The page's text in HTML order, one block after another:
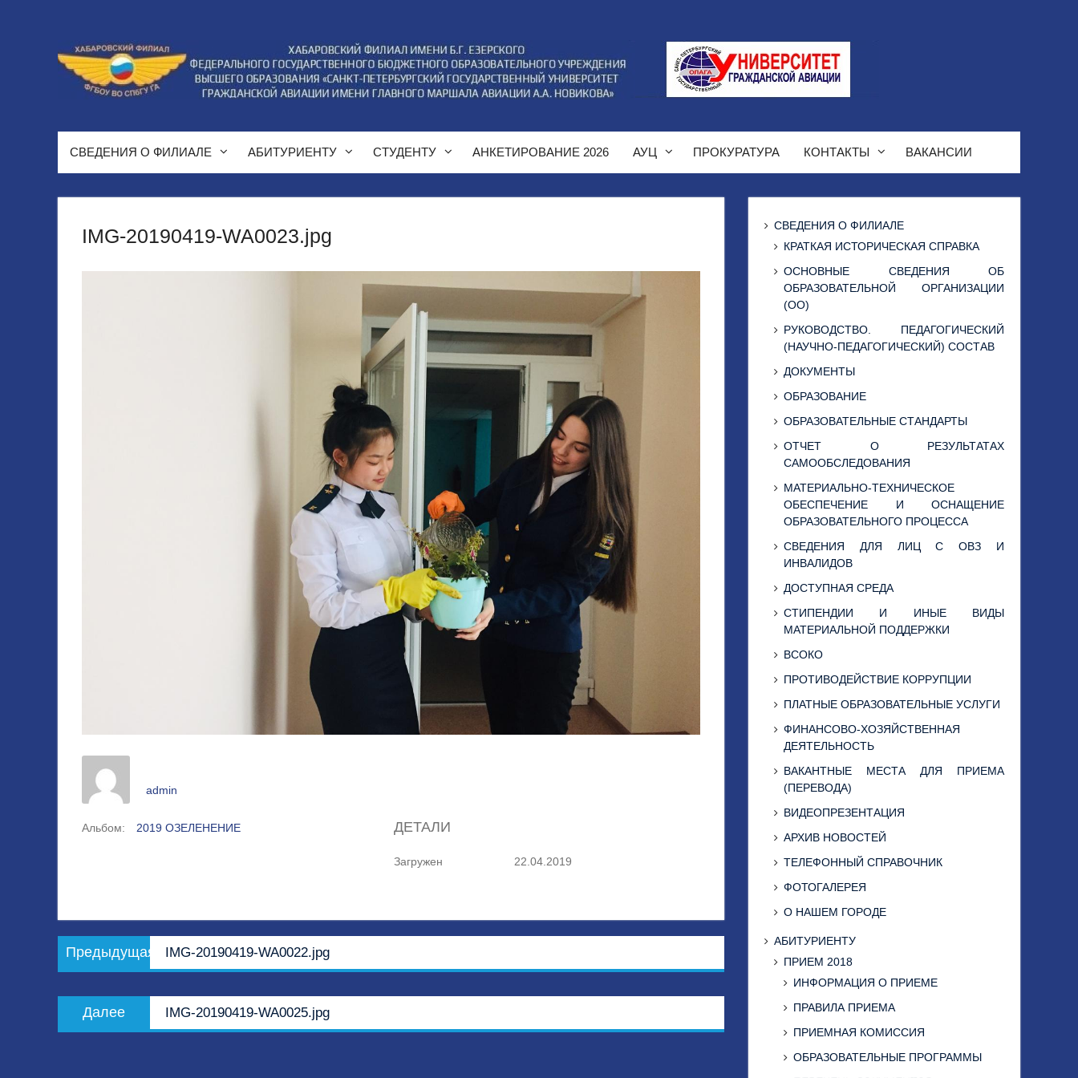
СВЕДЕНИЯ О ФИЛИАЛЕ АБИТУРИЕНТУ СТУДЕНТУ АНКЕТИРОВАНИЕ 2026 АУЦ ПРОКУРАТУРА КОНТАКТЫ ВАКАНСИИ
IMG-20190419-WA0023.jpg
admin
Альбом: 2019 ОЗЕЛЕНЕНИЕ ДЕТАЛИ
Загружен 22.04.2019
Навигация
по
Предыдущая
запись:
IMG-20190419-WA0022.jpg
Далее
запись:
IMG-20190419-WA0025.jpg
СВЕДЕНИЯ О ФИЛИАЛЕ
КРАТКАЯ ИСТОРИЧЕСКАЯ СПРАВКА
ОСНОВНЫЕ СВЕДЕНИЯ ОБ
ОБРАЗОВАТЕЛЬНОЙ ОРГАНИЗАЦИИ
(ОО)
РУКОВОДСТВО. ПЕДАГОГИЧЕСКИЙ
(НАУЧНО-ПЕДАГОГИЧЕСКИЙ) СОСТАВ
ДОКУМЕНТЫ
ОБРАЗОВАНИЕ
ОБРАЗОВАТЕЛЬНЫЕ СТАНДАРТЫ
ОТЧЕТ О РЕЗУЛЬТАТАХ
САМООБСЛЕДОВАНИЯ
МАТЕРИАЛЬНО-ТЕХНИЧЕСКОЕ
ОБЕСПЕЧЕНИЕ И ОСНАЩЕНИЕ
ОБРАЗОВАТЕЛЬНОГО ПРОЦЕССА
СВЕДЕНИЯ ДЛЯ ЛИЦ С ОВЗ И
ИНВАЛИДОВ
ДОСТУПНАЯ СРЕДА
СТИПЕНДИИ И ИНЫЕ ВИДЫ
МАТЕРИАЛЬНОЙ ПОДДЕРЖКИ
ВСОКО
ПРОТИВОДЕЙСТВИЕ КОРРУПЦИИ
ПЛАТНЫЕ ОБРАЗОВАТЕЛЬНЫЕ УСЛУГИ
ФИНАНСОВО-ХОЗЯЙСТВЕННАЯ
ДЕЯТЕЛЬНОСТЬ
ВАКАНТНЫЕ МЕСТА ДЛЯ ПРИЕМА
(ПЕРЕВОДА)
ВИДЕОПРЕЗЕНТАЦИЯ
АРХИВ НОВОСТЕЙ
ТЕЛЕФОННЫЙ СПРАВОЧНИК
ФОТОГАЛЕРЕЯ
О НАШЕМ ГОРОДЕ
АБИТУРИЕНТУ
ПРИЕМ 2018
ИНФОРМАЦИЯ О ПРИЕМЕ
ПРАВИЛА ПРИЕМА
ПРИЕМНАЯ КОМИССИЯ
ОБРАЗОВАТЕЛЬНЫЕ ПРОГРАММЫ